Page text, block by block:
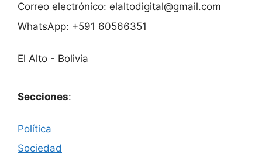
Correo electrónico: elaltodigital@gmail.com
WhatsApp: +591 60566351
El Alto - Bolivia
Secciones:
Política
Sociedad